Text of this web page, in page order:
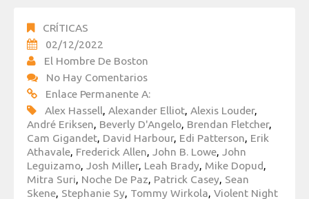
CRÍTICAS
02/12/2022
El Hombre De Boston
No Hay Comentarios
Enlace Permanente A:
Alex Hassell, Alexander Elliot, Alexis Louder,
André Eriksen, Beverly D'Angelo, Brendan Fletcher,
Cam Gigandet, David Harbour, Edi Patterson, Erik
Athavale, Frederick Allen, John B. Lowe, John
Leguizamo, Josh Miller, Leah Brady, Mike Dopud,
Mitra Suri, Noche De Paz, Patrick Casey, Sean
Skene, Stephanie Sy, Tommy Wirkola, Violent Night